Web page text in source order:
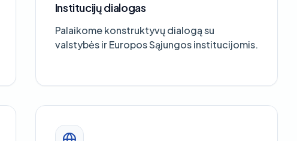
Institucijų dialogas
Palaikome konstruktyvų dialogą su
valstybės ir Europos Sąjungos institucijomis.